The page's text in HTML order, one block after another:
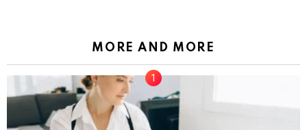
MORE AND MORE